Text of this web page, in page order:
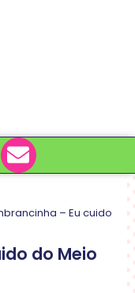
– Eu cuido
do Meio